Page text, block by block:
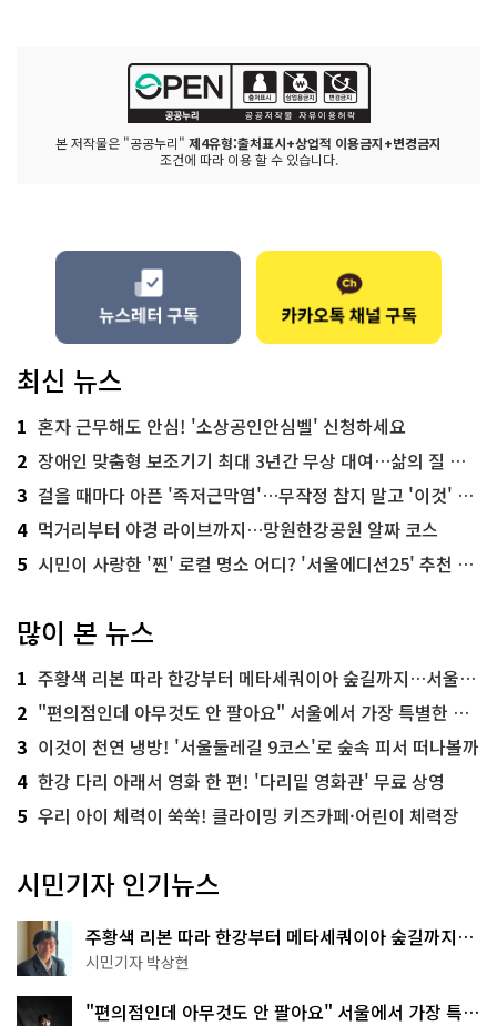
본 저작물은 "공공누리" 제4유형:출처표시+상업적 이용금지+변경금지
조건에 따라 이용 할 수 있습니다.
최신 뉴스
1 혼자 근무해도 안심! '소상공인안심벨' 신청하세요
2 장애인 맞춤형 보조기기 최대 3년간 무상 대여…삶의 질 높인다
3 걸을 때마다 아픈 '족저근막염'…무작정 참지 말고 '이것' 해보세요!
4 먹거리부터 야경 라이브까지…망원한강공원 알짜 코스
5 시민이 사랑한 '찐' 로컬 명소 어디? '서울에디션25' 추천 코스
많이 본 뉴스
1 주황색 리본 따라 한강부터 메타세쿼이아 숲길까지…서울둘레길 15코스
2 "편의점인데 아무것도 안 팔아요" 서울에서 가장 특별한 편의점의 정체
3 이것이 천연 냉방! '서울둘레길 9코스'로 숲속 피서 떠나볼까
4 한강 다리 아래서 영화 한 편! '다리밑 영화관' 무료 상영
5 우리 아이 체력이 쑥쑥! 클라이밍 키즈카페·어린이 체력장
시민기자 인기뉴스
주황색 리본 따라 한강부터 메타세쿼이아 숲길까지…
서울둘레길 15코스
시민기자 박상현
"편의점인데 아무것도 안 팔아요" 서울에서 가장 특별